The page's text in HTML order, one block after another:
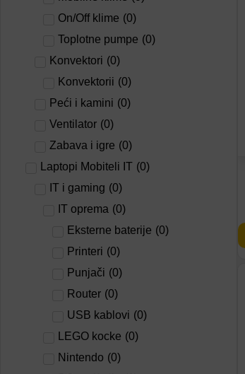
On/Off klime (0)
Toplotne pumpe (0)
Konvektori (0)
Konvektorii (0)
Peći i kamini (0)
Ventilator (0)
Zabava i igre (0)
Laptopi Mobiteli IT (0)
IT i gaming (0)
IT oprema (0)
Eksterne baterije (0)
Printeri (0)
Punjači (0)
Router (0)
USB kablovi (0)
LEGO kocke (0)
Nintendo (0)